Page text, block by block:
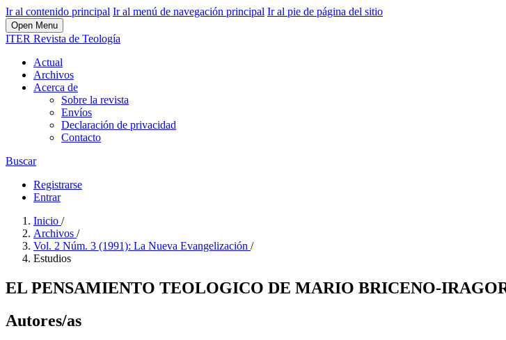
Ir al contenido principal Ir al menú de navegación principal Ir al pie de página del sitio
Open Menu
ITER Revista de Teología
Actual
Archivos
Acerca de
Sobre la revista
Envíos
Declaración de privacidad
Contacto
Buscar
Registrarse
Entrar
Inicio /
Archivos /
Vol. 2 Núm. 3 (1991): La Nueva Evangelización /
Estudios
EL PENSAMIENTO TEOLOGICO DE MARIO BRICENO-
Autores/as